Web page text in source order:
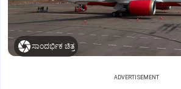
ಸಾಂದರ್ಭಿಕ ಚಿತ್ರ
ADVERTISEMENT